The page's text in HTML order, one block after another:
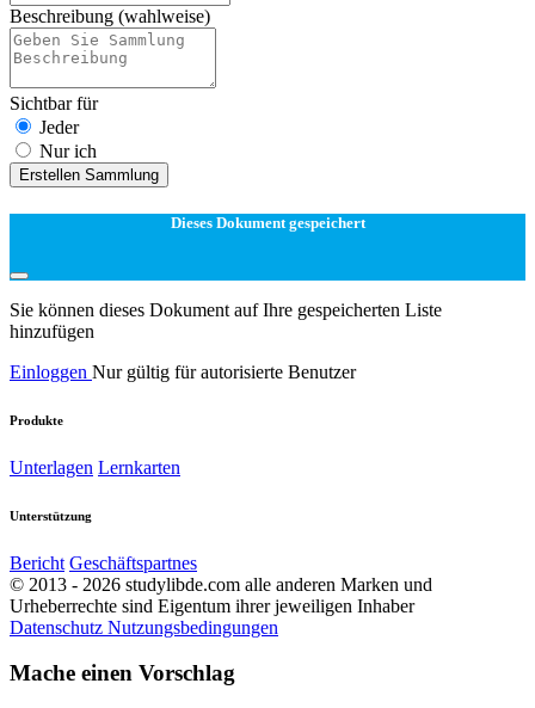
Beschreibung (wahlweise)
Sichtbar für
Jeder
Nur ich
Erstellen Sammlung
Dieses Dokument gespeichert
Sie können dieses Dokument auf Ihre gespeicherten Liste
hinzufügen
Einloggen Nur gültig für autorisierte Benutzer
Produkte
Unterlagen Lernkarten
Unterstützung
Bericht Geschäftspartnes
© 2013 - 2026 studylibde.com alle anderen Marken und
Urheberrechte sind Eigentum ihrer jeweiligen Inhaber
Datenschutz Nutzungsbedingungen
Mache einen Vorschlag